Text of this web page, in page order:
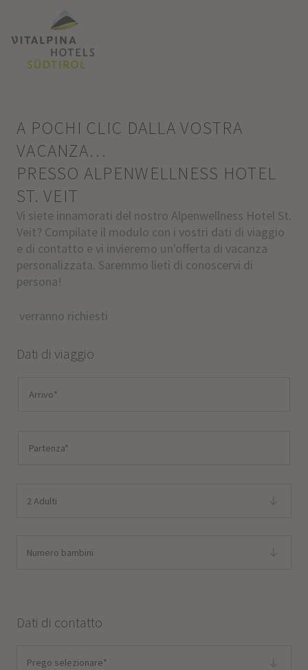
A POCHI CLIC DALLA VOSTRA
VACANZA…
PRESSO ALPENWELLNESS HOTEL
ST. VEIT
Vi siete innamorati del nostro Alpenwellness Hotel St.
Veit? Compilate il modulo con i vostri dati di viaggio
e di contatto e vi invieremo un'offerta di vacanza
personalizzata. Saremmo lieti di conoscervi di
persona!
verranno richiesti
Dati di viaggio
2 Adulti
Numero bambini
Dati di contatto
Prego selezionare*